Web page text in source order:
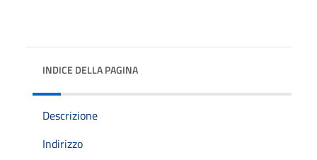
INDICE DELLA PAGINA
Descrizione
Indirizzo